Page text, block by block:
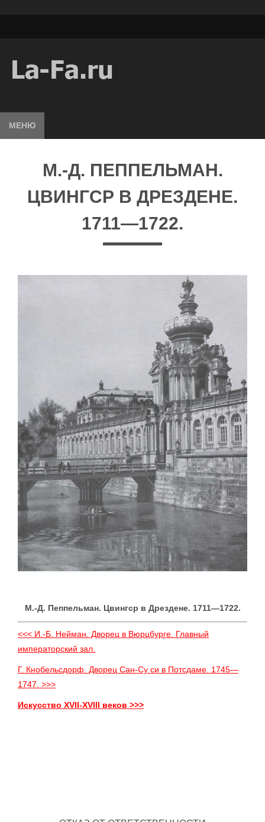
МЕНЮ
М.-Д. ПЕППЕЛЬМАН.
ЦВИНГСР В ДРЕЗДЕНЕ.
1711—1722.
М.-Д. Пеппельман. Цвингср в Дрездене. 1711—1722.
<<< И.-Б. Нейман. Дворец в Вюрцбурге. Главный
императорский зал.
Г. Кнобельсдорф. Дворец Сан-Су си в Потсдаме. 1745—
1747. >>>
Искусство XVII-XVIII веков >>>